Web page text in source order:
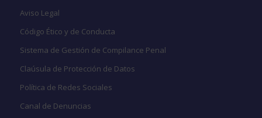
Aviso Legal
Código Ético y de Conducta
Sistema de Gestión de Compilance Penal
Claúsula de Protección de Datos
Política de Redes Sociales
Canal de Denuncias